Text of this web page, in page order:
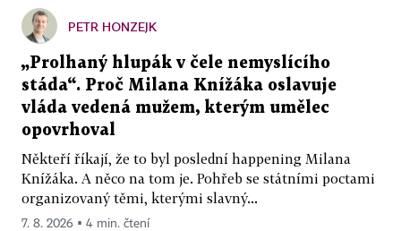
PETR HONZEJK
„Prolhaný hlupák v čele nemyslícího
stáda“. Proč Milana Knížáka oslavuje
vláda vedená mužem, kterým umělec
opovrhoval
Někteří říkají, že to byl poslední happening Milana
Knížáka. A něco na tom je. Pohřeb se státními poctami
organizovaný těmi, kterými slavný...
7. 8. 2026 ▪ 4 min. čtení